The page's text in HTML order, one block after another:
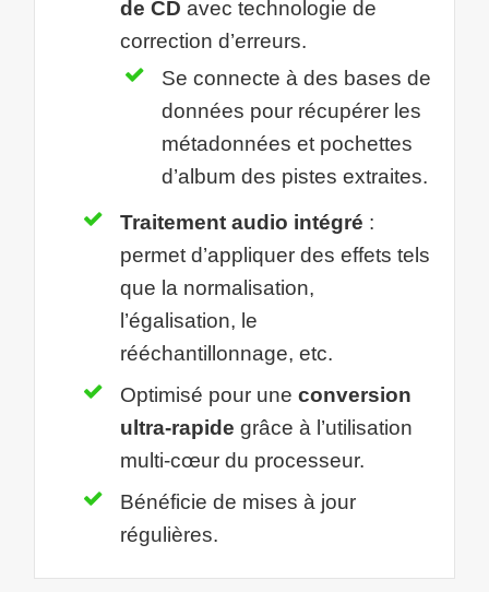
de CD avec technologie de
correction d’erreurs.
Se connecte à des bases de
données pour récupérer les
métadonnées et pochettes
d’album des pistes extraites.
Traitement audio intégré :
permet d’appliquer des effets tels
que la normalisation,
l’égalisation, le
rééchantillonnage, etc.
Optimisé pour uneconversion
ultra-rapide grâce à l’utilisation
multi-cœur du processeur.
Bénéficie de mises à jour
régulières.